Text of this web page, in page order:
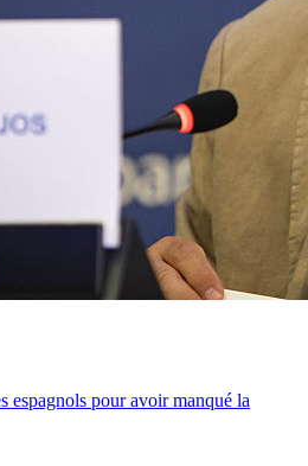
espagnols pour avoir manqué la